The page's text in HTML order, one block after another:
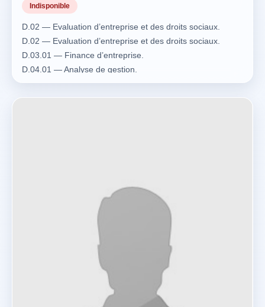
Indisponible
D.02 — Evaluation d’entreprise et des droits sociaux.
D.02 — Evaluation d’entreprise et des droits sociaux.
D.03.01 — Finance d’entreprise.
D.04.01 — Analyse de gestion.
D.04.05 — Stratégie et politique générale d’entreprise,
données chiffrées, organisation, systèmes comptables,
comptes individuels et consolidés, information financière
règlementaire, comptabilité analytique et de gestion.